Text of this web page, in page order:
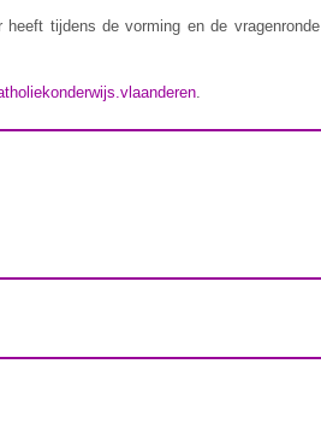
tijdens de vorming en de vragenronde
.